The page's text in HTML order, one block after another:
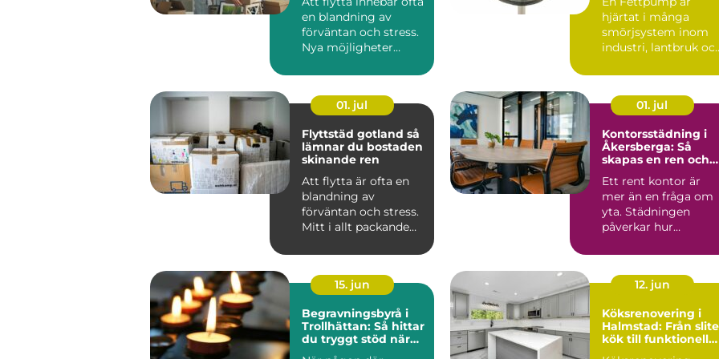
en blandning av
förväntan och stress.
Nya möjligheter
samtidigt ...
hjärtat i många
smörjsystem inom
industri, lantbruk
maskiner går...
01. jul
Flyttstäd gotland så
lämnar du bostaden
skinande ren
Att flytta är ofta en
blandning av
förväntan och stress.
Mitt i allt packande
som ...
01. jul
Kontorsstädning i
Åkersberga: Så
skapas en ren och
Ett rent kontor är
mer än en fråga om
yta. Städningen
påverkar hur
15. jun
Begravningsbyrå i
Trollhättan: Så hittar
du tryggt stöd när
12. jun
Köksrenovering i
Halmstad: Från
kök till funktionell